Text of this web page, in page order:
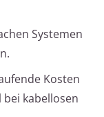
Systemen
Kosten
kabellosen